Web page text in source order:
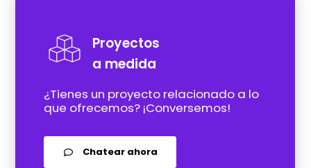
Proyectos
a medida
¿Tienes un proyecto relacionado a lo
que ofrecemos? ¡Conversemos!
Chatear ahora